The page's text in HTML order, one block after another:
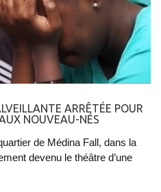
ARRÊTÉE POUR
NOUVEAU-NÉS
de Médina Fall, dans la
devenu le théâtre d’une